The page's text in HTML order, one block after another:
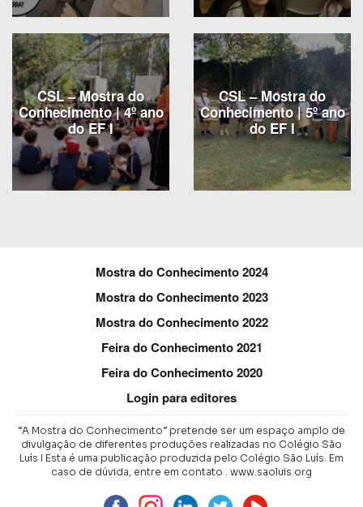
CSL – Mostra do
Conhecimento | 4º ano
do EF I
CSL – Mostra do
Conhecimento | 5º ano
do EF I
Mostra do Conhecimento 2024
Mostra do Conhecimento 2023
Mostra do Conhecimento 2022
Feira do Conhecimento 2021
Feira do Conhecimento 2020
Login para editores
“A Mostra do Conhecimento” pretende ser um espaço amplo de
divulgação de diferentes produções realizadas no Colégio São
Luís I Esta é uma publicação produzida pelo Colégio São Luís. Em
caso de dúvida, entre em contato . www.saoluis.org